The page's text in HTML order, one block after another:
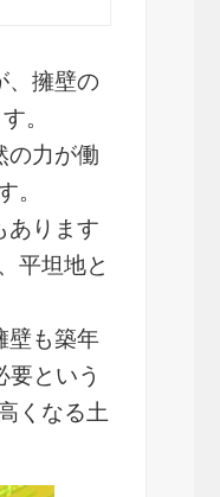
、擁壁の
。
の力が働
。
あります
平坦地と
壁も築年
という
くなる土